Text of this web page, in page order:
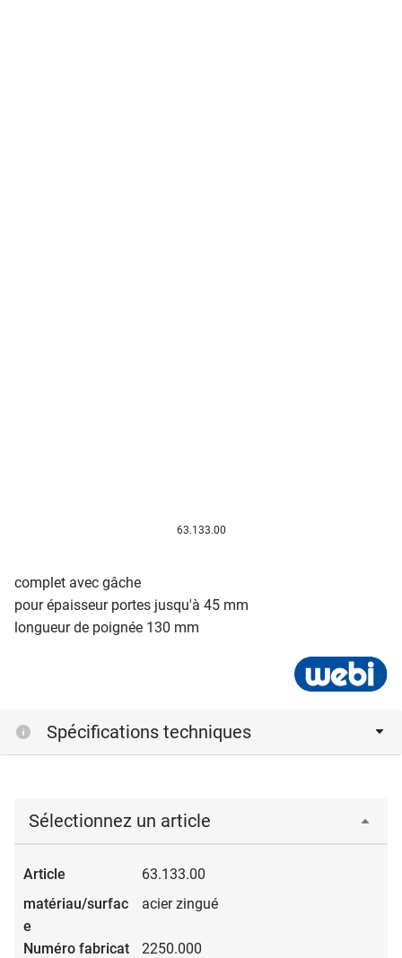
63.133.00
complet avec gâche
pour épaisseur portes jusqu'à 45 mm
longueur de poignée 130 mm
Spécifications techniques
Sélectionnez un article
63.133.00
acier zingué
2250.000